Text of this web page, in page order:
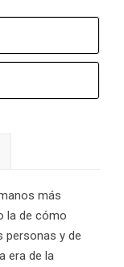
más
la de cómo
personas y de
era de la